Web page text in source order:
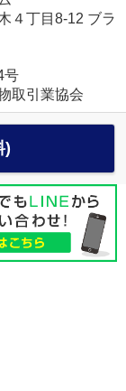
４丁目8-12 ブラ
号
取引業協会
)